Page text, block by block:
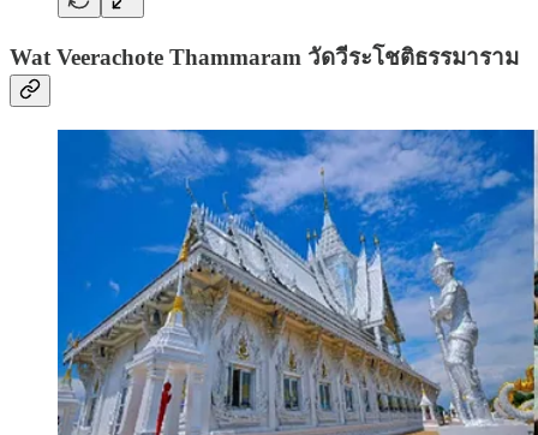
Wat Veerachote Thammaram วัดวีระโชติธรรมาราม